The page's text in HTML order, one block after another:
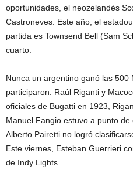
oportunidades, el neozelandés
Castroneves. Este año, el
partida es Townsend Bell (Sam
cuarto.
Nunca un argentino ganó las 500
participaron. Raúl Riganti y
oficiales de Bugatti en 1923,
Manuel Fangio estuvo a punto
Alberto Pairetti no logró
Este viernes, Esteban Guerrieri
de Indy Lights.